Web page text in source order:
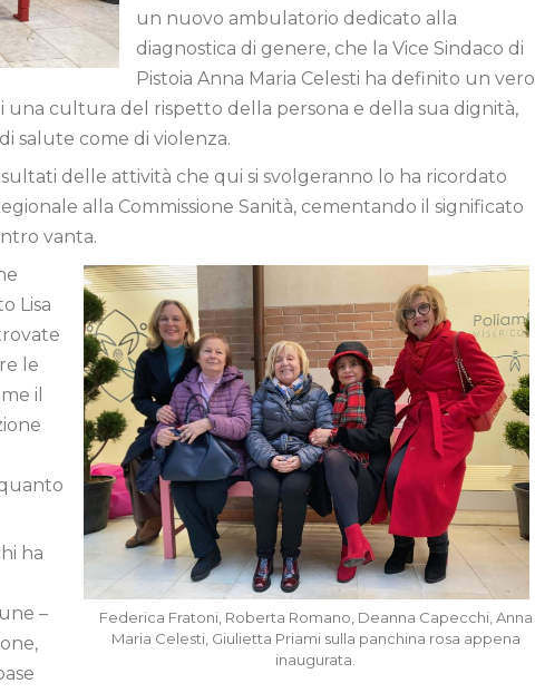
un nuovo ambulatorio dedicato alla
diagnostica di genere, che la Vice Sindaco di
Pistoia Anna Maria Celesti ha definito un vero
una cultura del rispetto della persona e della sua dignità,
salute come di violenza.
delle attività che qui si svolgeranno lo ha ricordato
alla Commissione Sanità, cementando il significato
vanta.
Federica Fratoni, Roberta Romano, Deanna Capecchi, Anna
Maria Celesti, Giulietta Priami sulla panchina rosa appena
inaugurata.
Lisa
le
il
ha
–